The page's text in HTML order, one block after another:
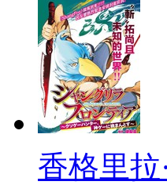
香格里